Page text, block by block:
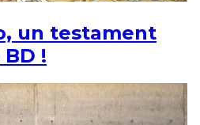
un testament
!